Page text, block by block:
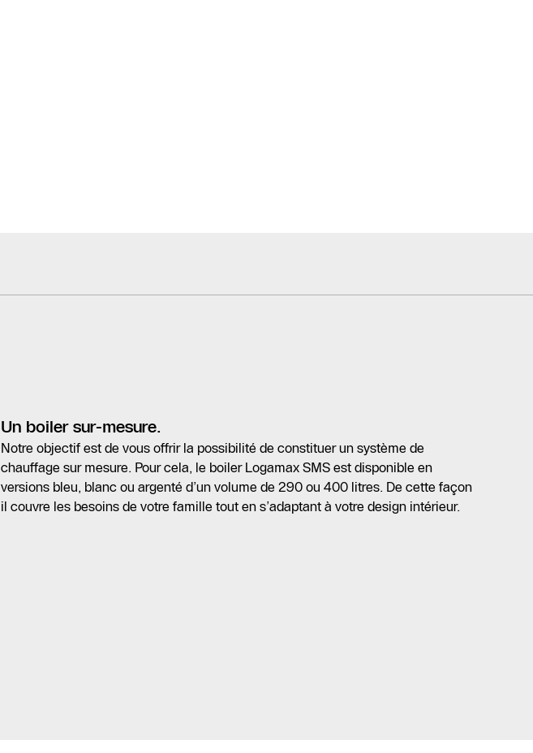
Un boiler sur-mesure.
Notre objectif est de vous offrir la possibilité de constituer un système de
chauffage sur mesure. Pour cela, le boiler Logamax SMS est disponible en
versions bleu, blanc ou argenté d’un volume de 290 ou 400 litres. De cette façon
il couvre les besoins de votre famille tout en s’adaptant à votre design intérieur.